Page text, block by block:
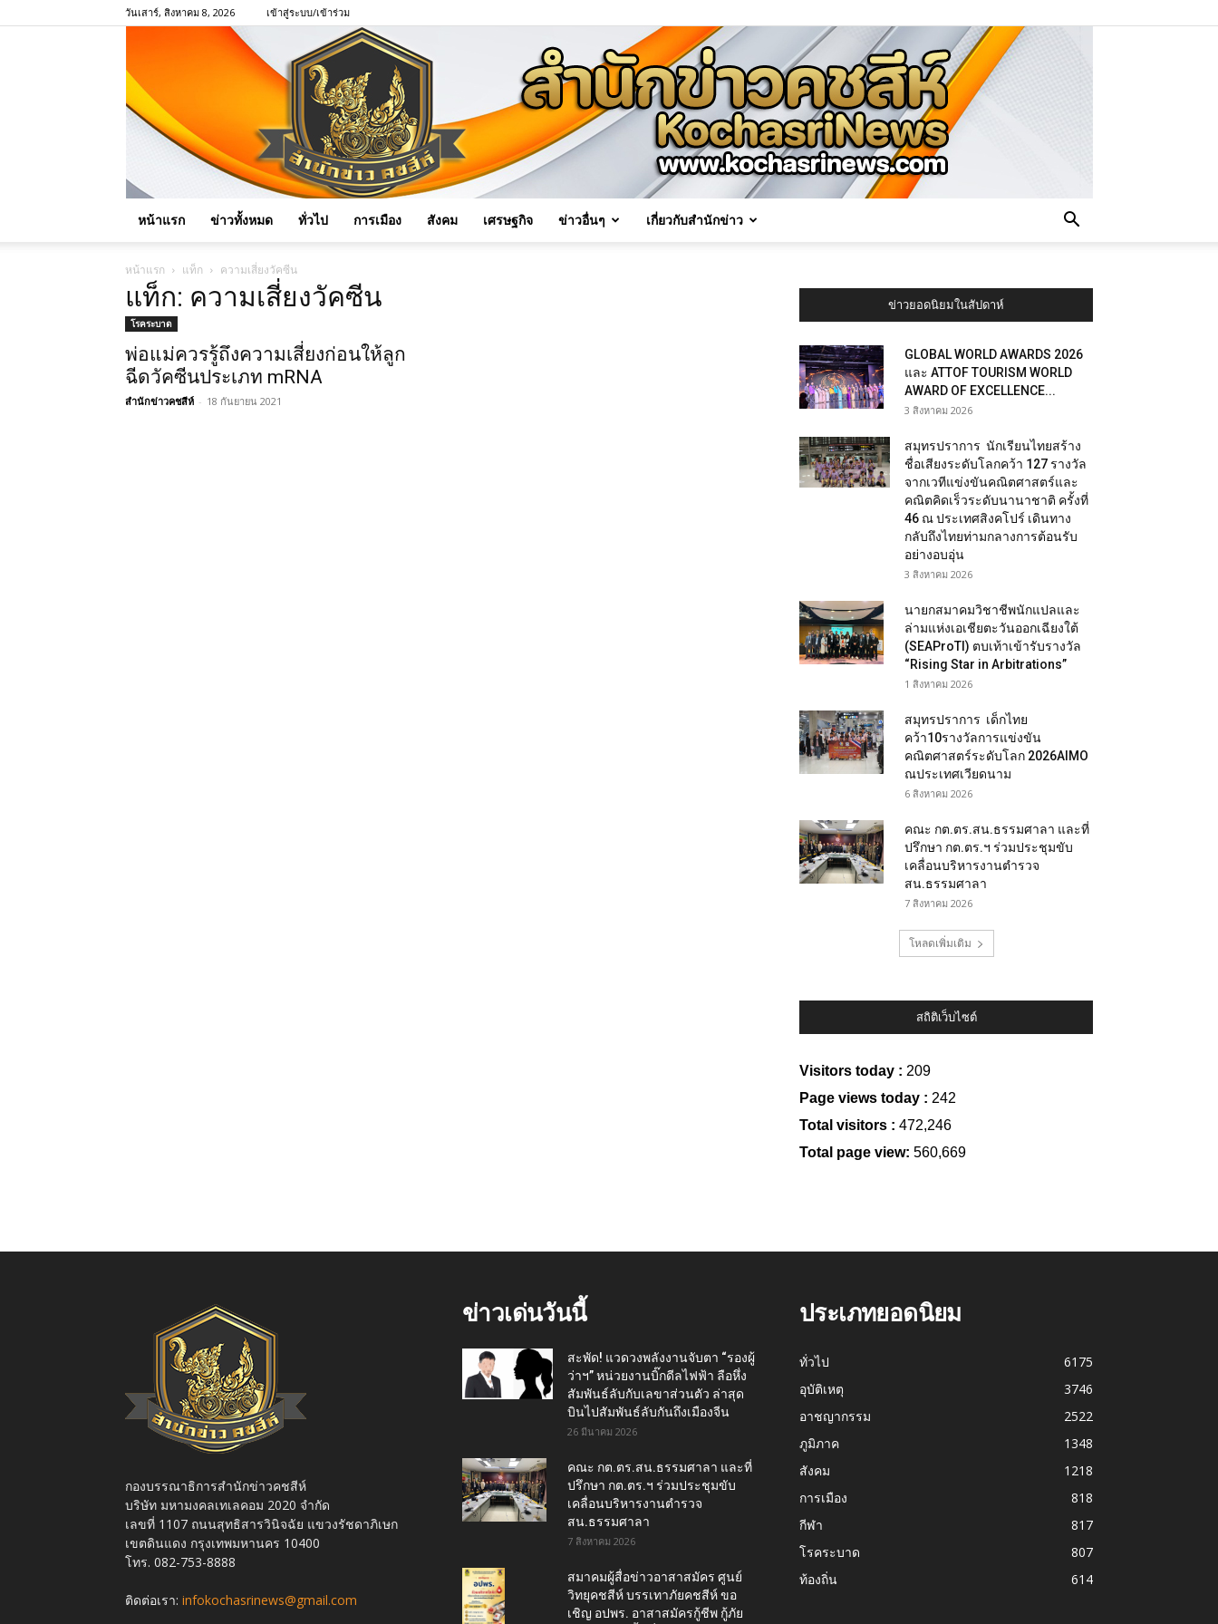
วันเสาร์, สิงหาคม 8, 2026 เข้าสู่ระบบ/เข้าร่วม
หน้าแรก ข่าวทั้งหมด ทั่วไป การเมือง สังคม เศรษฐกิจ ข่าวอื่นๆ เกี่ยวกับสำนักข่าว
หน้าแรก แท็ก ความเสี่ยงวัคซีน
แท็ก: ความเสี่ยงวัคซีน
โรคระบาด
พ่อแม่ควรรู้ถึงความเสี่ยงก่อนให้ลูก
ฉีดวัคซีนประเภท mRNA
สำนักข่าวคชสีห์ - 18 กันยายน 2021
ข่าวยอดนิยมในสัปดาห์
GLOBAL WORLD AWARDS 2026
และ ATTOF TOURISM WORLD
AWARD OF EXCELLENCE...
3 สิงหาคม 2026
สมุทรปราการ นักเรียนไทยสร้าง
ชื่อเสียงระดับโลกคว้า 127 รางวัล
จากเวทีแข่งขันคณิตศาสตร์และ
คณิตคิดเร็วระดับนานาชาติ ครั้งที่
46 ณ ประเทศสิงคโปร์ เดินทาง
กลับถึงไทยท่ามกลางการต้อนรับ
อย่างอบอุ่น
3 สิงหาคม 2026
นายกสมาคมวิชาชีพนักแปลและ
ล่ามแห่งเอเชียตะวันออกเฉียงใต้
(SEAProTI) ตบเท้าเข้ารับรางวัล
“Rising Star in Arbitrations”
1 สิงหาคม 2026
สมุทรปราการ เด็กไทย
คว้า10รางวัลการแข่งขัน
คณิตศาสตร์ระดับโลก 2026AIMO
ณประเทศเวียดนาม
6 สิงหาคม 2026
คณะ กต.ตร.สน.ธรรมศาลา และที่
ปรึกษา กต.ตร.ฯ ร่วมประชุมขับ
เคลื่อนบริหารงานตำรวจ
สน.ธรรมศาลา
7 สิงหาคม 2026
โหลดเพิ่มเติม
สถิติเว็บไซต์
Visitors today : 209
Page views today : 242
Total visitors : 472,246
Total page view: 560,669
กองบรรณาธิการสำนักข่าวคชสีห์
บริษัท มหามงคลเทเลคอม 2020 จำกัด
เลขที่ 1107 ถนนสุทธิสารวินิจฉัย แขวงรัชดาภิเษก
เขตดินแดง กรุงเทพมหานคร 10400
โทร. 082-753-8888
ติดต่อเรา: infokochasrinews@gmail.com
ข่าวเด่นวันนี้
สะพัด! แวดวงพลังงานจับตา “รองผู้
ว่าฯ” หน่วยงานบิ๊กดีลไฟฟ้า ลือหึ่ง
สัมพันธ์ลับกับเลขาส่วนตัว ล่าสุด
บินไปสัมพันธ์ลับกันถึงเมืองจีน
26 มีนาคม 2026
คณะ กต.ตร.สน.ธรรมศาลา และที่
ปรึกษา กต.ตร.ฯ ร่วมประชุมขับ
เคลื่อนบริหารงานตำรวจ
สน.ธรรมศาลา
7 สิงหาคม 2026
สมาคมผู้สื่อข่าวอาสาสมัคร ศูนย์
วิทยุคชสีห์ บรรเทาภัยคชสีห์ ขอ
เชิญ อปพร. อาสาสมัครกู้ชีพ กู้ภัย
ประเภทยอดนิยม
ทั่วไป
6175
อุบัติเหตุ
3746
อาชญากรรม
2522
ภูมิภาค
1348
สังคม
1218
การเมือง
818
กีฬา
817
โรคระบาด
807
ท้องถิ่น
614